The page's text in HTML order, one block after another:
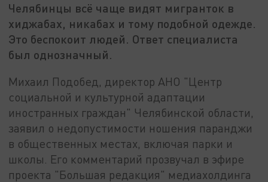
Челябинцы всё чаще видят мигранток в
хиджабах, никабах и тому подобной одежде.
Это беспокоит людей. Ответ специалиста
был однозначный.
Михаил Подобед, директор АНО "Центр
социальной и культурной адаптации
иностранных граждан" Челябинской области,
заявил о недопустимости ношения паранджи
в общественных местах, включая парки и
школы. Его комментарий прозвучал в эфире
проекта "Большая редакция" медиахолдинга